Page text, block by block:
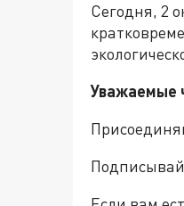
Сегодня, 2
Уважаемые